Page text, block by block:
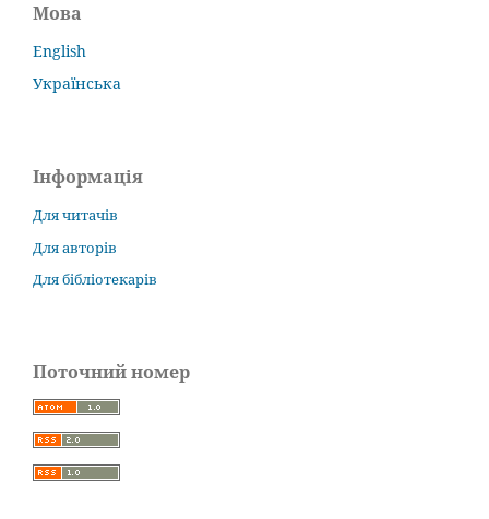
Мова
English
Українська
Інформація
Для читачів
Для авторів
Для бібліотекарів
Поточний номер